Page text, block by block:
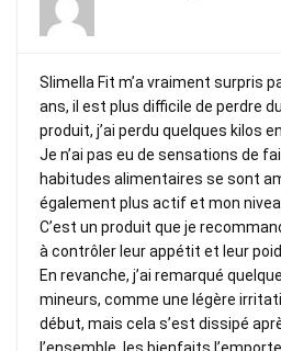
Slimella Fit m’a vraiment surpris
ans, il est plus difficile de perdre
produit, j’ai perdu quelques kilos
Je n’ai pas eu de sensations de
habitudes alimentaires se sont
également plus actif et mon
C’est un produit que je
à contrôler leur appétit et leur
En revanche, j’ai remarqué
mineurs, comme une légère
début, mais cela s’est dissipé
l’ensemble, les bienfaits